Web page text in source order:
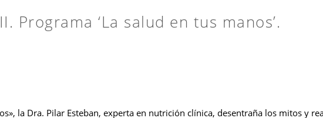
Programa ‘La salud en tus manos’.
la Dra. Pilar Esteban, experta en nutrición clínica, desentraña los mitos y